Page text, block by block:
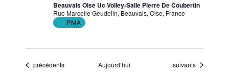
Beauvais Oise Uc Volley-Salle Pierre De Coubertin
Rue Marcelle Geudelin, Beauvais, Oise, France
PMA
Évènements
précédents Aujourd’hui Évènements
suivants